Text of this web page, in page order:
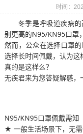
时间：
冬季是呼吸道疾病
别更高的N95/KN95口罩
然而，公众在选择口罩
选择长时间佩戴，认为这
真的是这样么？
无疾君来为您答疑解惑，
N95/KN95口罩佩戴需知
★ 一般生活场景下，无